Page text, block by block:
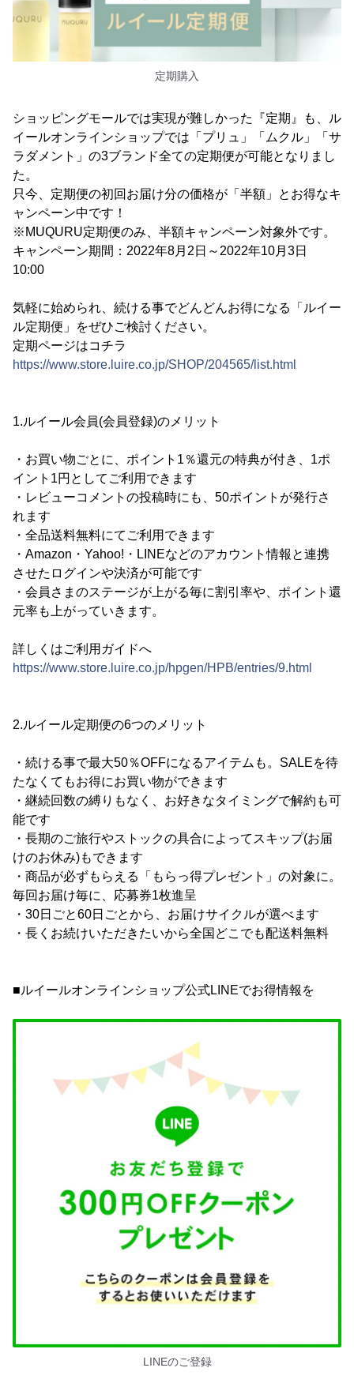
定期購入
ショッピングモールでは実現が難しかった『定期』も、ル
イールオンラインショップでは「プリュ」「ムクル」「サ
ラダメント」の3ブランド全ての定期便が可能となりまし
た。
只今、定期便の初回お届け分の価格が「半額」とお得なキ
ャンペーン中です！
※MUQURU定期便のみ、半額キャンペーン対象外です。
キャンペーン期間：2022年8月2日～2022年10月3日
10:00
気軽に始められ、続ける事でどんどんお得になる「ルイー
ル定期便」をぜひご検討ください。
定期ページはコチラ
https://www.store.luire.co.jp/SHOP/204565/list.html
1.ルイール会員(会員登録)のメリット
・お買い物ごとに、ポイント1％還元の特典が付き、1ポ
イント1円としてご利用できます
・レビューコメントの投稿時にも、50ポイントが発行さ
れます
・全品送料無料にてご利用できます
・Amazon・Yahoo!・LINEなどのアカウント情報と連携
させたログインや決済が可能です
・会員さまのステージが上がる毎に割引率や、ポイント還
元率も上がっていきます。
詳しくはご利用ガイドへ
https://www.store.luire.co.jp/hpgen/HPB/entries/9.html
2.ルイール定期便の6つのメリット
・続ける事で最大50％OFFになるアイテムも。SALEを待
たなくてもお得にお買い物ができます
・継続回数の縛りもなく、お好きなタイミングで解約も可
能です
・長期のご旅行やストックの具合によってスキップ(お届
けのお休み)もできます
・商品が必ずもらえる「もらっ得プレゼント」の対象に。
毎回お届け毎に、応募券1枚進呈
・30日ごと60日ごとから、お届けサイクルが選べます
・長くお続けいただきたいから全国どこでも配送料無料
■ルイールオンラインショップ公式LINEでお得情報を
LINEのご登録